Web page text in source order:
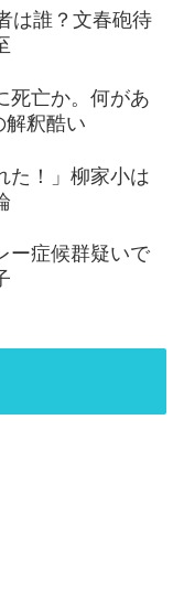
は誰？文春砲待
死亡か。何があ
解釈酷い
た！」柳家小は
ー症候群疑いで